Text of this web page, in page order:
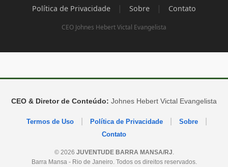
Política de Privacidade | Sobre | Contato
CEO Johnes Hebert Victal Evangelista
CEO & Diretor de Conteúdo: Johnes Hebert Victal Evangelista
Termos de Uso Política de Privacidade Sobre
Contato
© 2026 JUVENTUDE BARRA MANSA/RJ.
Barra Mansa - Rio de Janeiro. Todos os direitos reservados.